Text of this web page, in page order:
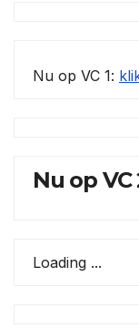
Nu op VC 1:
Nu op VC
Loading ...